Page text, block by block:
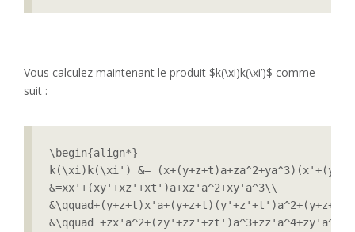
Vous calculez maintenant le produit $k(\xi)k(\xi’)$ comme
suit :
\begin{align*}
k(\xi)k(\xi') &=
&=xx'+(xy'+xz'+xt')a+xz'a^2+xy'a^3\\
&\qquad +zx'a^2+(zy'+zz'+zt')a^3+zz'a^4+zy'a^5\\